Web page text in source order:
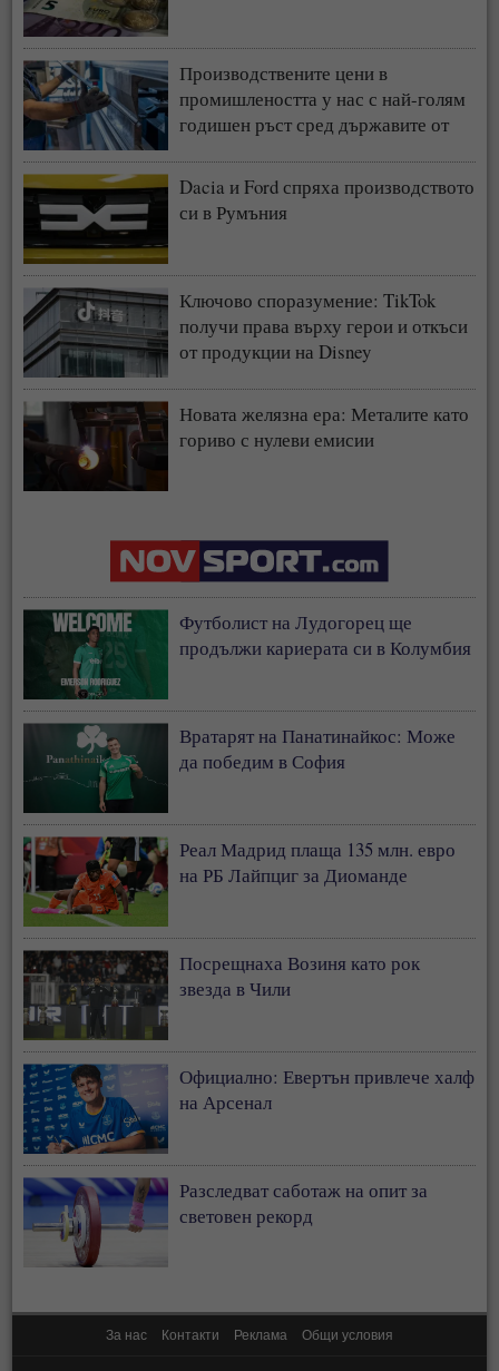
Производствените цени в
промишлеността у нас с най-голям
годишен ръст сред държавите от
Dacia и Ford спряха производството
си в Румъния
Ключово споразумение: TikTok
получи права върху герои и откъси
от продукции на Disney
Новата желязна ера: Металите като
гориво с нулеви емисии
Футболист на Лудогорец ще
продължи кариерата си в Колумбия
Вратарят на Панатинайкос: Може
да победим в София
Реал Мадрид плаща 135 млн. евро
на РБ Лайпциг за Диоманде
Посрещнаха Возиня като рок
звезда в Чили
Официално: Евертън привлече халф
на Арсенал
Разследват саботаж на опит за
световен рекорд
За нас Контакти Реклама Общи условия